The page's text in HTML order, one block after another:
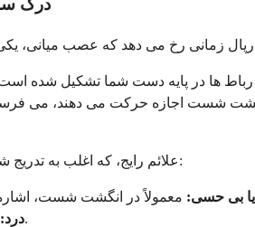
درک
و رباط ها در پایه دست شما تشکیل
شست اجازه حرکت می دهند، می
علائم رایج، که اغلب به تدریج شروع می شوند و با گذشت زمان بدتر می شوند، شامل موارد زیر هستند:
بی حسی:
درد:درد کوبنده در مچ دست و دست که ممکن است تا ساعد بالا برود.